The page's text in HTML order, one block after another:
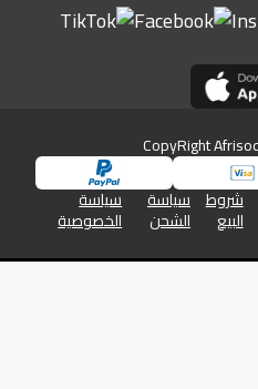
CopyRight
شروط
البيع
سياسة
الشحن
سياسة
الخصوصية